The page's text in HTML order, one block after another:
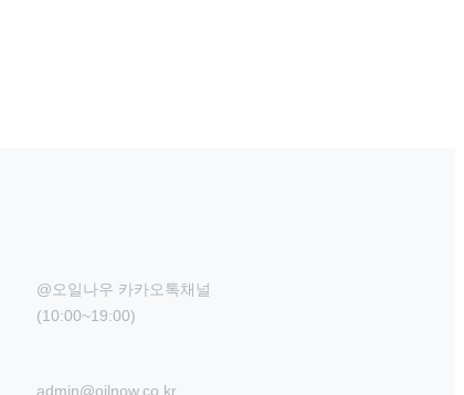
@오일나우 카카오톡채널
(10:00~19:00)
admin@oilnow.co.kr